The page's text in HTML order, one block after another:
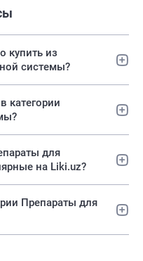
купить из
системы?
категории
на Liki.uz?
Препараты для